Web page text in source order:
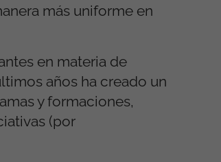
más uniforme en
en materia de
años ha creado un
y formaciones,
(por